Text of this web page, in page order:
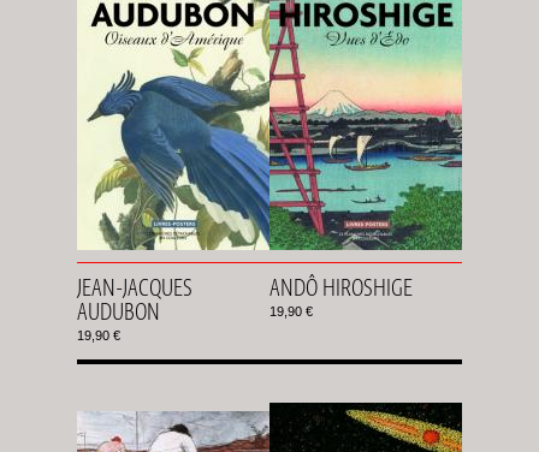
JEAN-JACQUES
AUDUBON
19,90 €
ANDÔ HIROSHIGE
19,90 €